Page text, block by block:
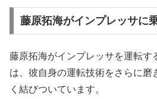
藤原拓海がインプレッサに
藤原拓海がインプレッサを運転す
は、彼自身の運転技術をさらに磨
く結びついています。